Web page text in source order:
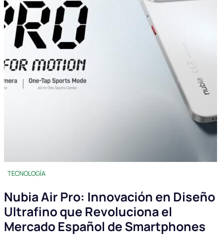
TECNOLOGÍA
Nubia Air Pro: Innovación en Diseño
Ultrafino que Revoluciona el
Mercado Español de Smartphones